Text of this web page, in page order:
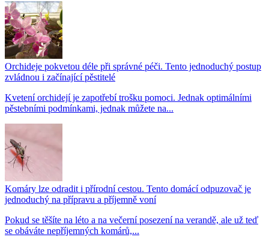
Orchideje pokvetou déle při správné péči. Tento jednoduchý postup
zvládnou i začínající pěstitelé
Kvetení orchidejí je zapotřebí trošku pomoci. Jednak optimálními
pěstebními podmínkami, jednak můžete na...
Komáry lze odradit i přírodní cestou. Tento domácí odpuzovač je
jednoduchý na přípravu a příjemně voní
Pokud se těšíte na léto a na večerní posezení na verandě, ale už teď
se obáváte nepříjemných komárů,...